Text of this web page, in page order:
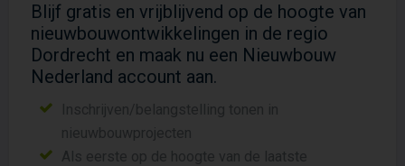
Blijf gratis en vrijblijvend op de hoogte van
nieuwbouwontwikkelingen in de regio
Dordrecht en maak nu een Nieuwbouw
Nederland account aan.
Inschrijven/belangstelling tonen in
nieuwbouwprojecten
Als eerste op de hoogte van de laatste